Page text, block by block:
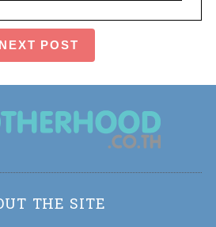
NEXT POST
THE SITE